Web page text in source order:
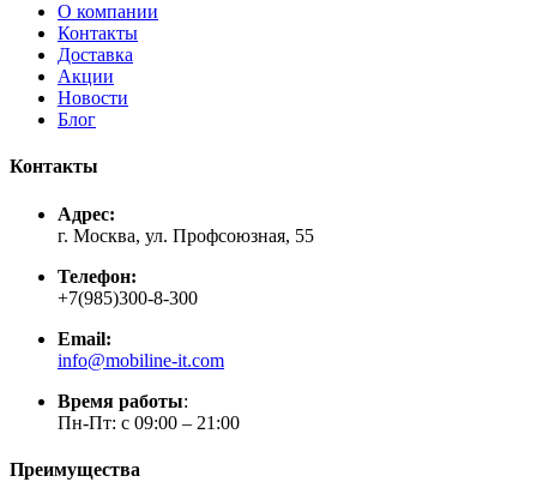
О компании
Контакты
Доставка
Акции
Новости
Блог
Контакты
Адрес:
г. Москва, ул. Профсоюзная, 55
Телефон:
+7(985)300-8-300
Email:
info@mobiline-it.com
Время работы:
Пн-Пт: с 09:00 – 21:00
Преимущества